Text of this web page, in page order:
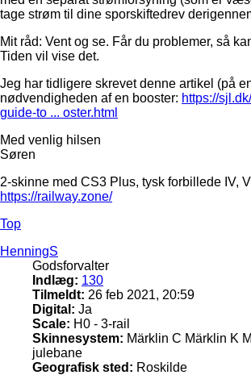
tage strøm til dine sporskiftedrev
Mit råd: Vent og se. Får du problemer, så
Tiden vil vise det.
Jeg har tidligere skrevet denne artikel (på
nødvendigheden af en booster: https://
guide-to ... oster.html
Med venlig hilsen
Søren
2-skinne med CS3 Plus, tysk forbillede IV, V
https://railway.zone/
Top
HenningS
Godsforvalter
Indlæg: 130
Tilmeldt: 26 feb 2021, 20:59
Digital: Ja
Scale: H0 - 3-rail
Skinnesystem: Märklin C Märklin K
julebane
Geografisk sted: Roskilde